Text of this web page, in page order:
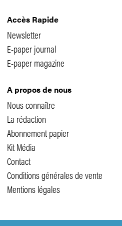
Accès Rapide
Newsletter
E-paper journal
E-paper magazine
A propos de nous
Nous connaître
La rédaction
Abonnement papier
Kit Média
Contact
Conditions générales de vente
Mentions légales